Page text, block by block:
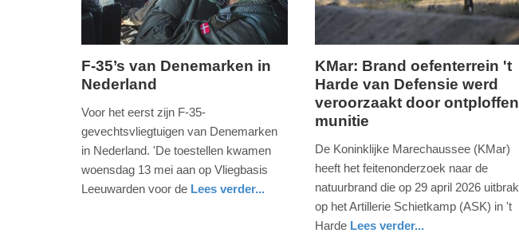
donderdag,
2026
F-35’s van Denemarken in
Nederland
Voor het eerst zijn F-35-
gevechtsvliegtuigen van Denemarken
in Nederland. 'De toestellen kwamen
woensdag 13 mei aan op Vliegbasis
Leeuwarden voor de Lees verder...
zaterdag,
9.
mei
2026
-
Update:
KMar: Brand oefenterrein 't
Harde van Defensie werd
veroorzaakt door ontploffen
munitie
De Koninklijke Marechaussee (KMar)
heeft het feitenonderzoek naar de
natuurbrand die op 29 april 2026 uitbrak
op het Artillerie Schietkamp (ASK) in 't
Harde Lees verder...